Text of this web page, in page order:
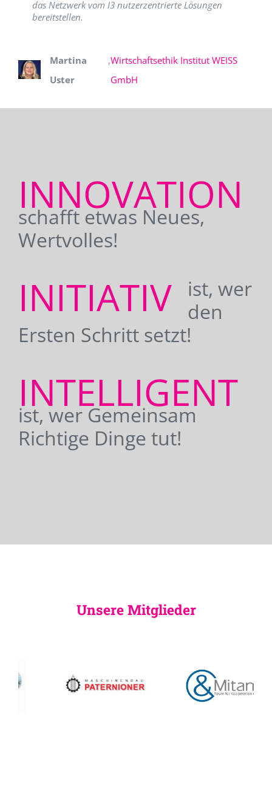
das Netzwerk vom I3 nutzerzentrierte Lösungen
bereitstellen.
Martina
Uster
,Wirtschaftsethik Institut WEISS
GmbH
INNOVATION
schafft etwas Neues,
Wertvolles!
INITIATIV
ist, wer
den
Ersten Schritt setzt!
INTELLIGENT
ist, wer Gemeinsam
Richtige Dinge tut!
Unsere Mitglieder